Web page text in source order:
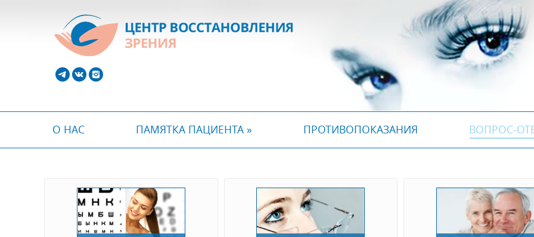
О НАС ПАМЯТКА ПАЦИЕНТА » ПРОТИВОПОКАЗАНИЯ ВОПРОС-